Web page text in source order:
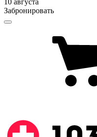
Забронировать